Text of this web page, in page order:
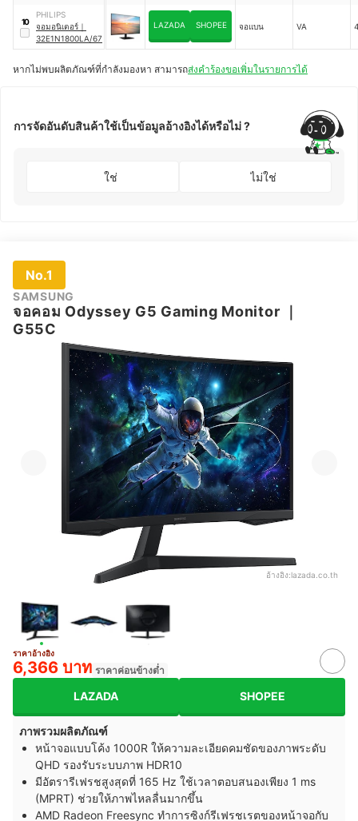
10
PHILIPS
จอมอนิเตอร์ ｜
32E1N1800LA/67
LAZADA SHOPEE จอแบน VA
หากไม่พบผลิตภัณฑ์ที่กำลังมองหา สามารถส่งคำร้องขอเพิ่มในรายการได้
การจัดอันดับสินค้าใช้เป็นข้อมูลอ้างอิงได้หรือไม่ ?
ใช่ ไม่ใช่
No.1
SAMSUNG
จอคอม Odyssey G5 Gaming Monitor
G55C
อ้างอิง:lazada.co.th
ราคาอ้างอิง
6,366 บาท ราคาค่อนข้างต่ำ
LAZADA SHOPEE
ภาพรวมผลิตภัณฑ์
หน้าจอแบบโค้ง 1000R ให้ความละเอียดคมชัดของภาพระดับ
QHD รองรับระบบภาพ HDR10
มีอัตรารีเฟรชสูงสุดที่ 165 Hz ใช้เวลาตอบสนองเพียง 1 ms
(MPRT) ช่วยให้ภาพไหลลื่นมากขึ้น
AMD Radeon Freesync ทำการซิงก์รีเฟรชเรตของหน้าจอกับ